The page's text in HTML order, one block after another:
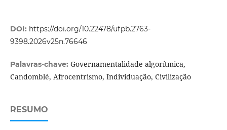
DOI: https://doi.org/10.22478/ufpb.2763-
9398.2026v25n.76646
Palavras-chave: Governamentalidade algorítmica,
Candomblé, Afrocentrismo, Individuação, Civilização
RESUMO